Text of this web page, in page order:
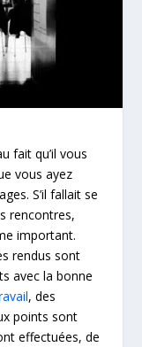
fait qu’il vous
vous ayez
S’il fallait se
rencontres,
important.
rendus sont
avec la bonne
, des
points sont
effectuées, de